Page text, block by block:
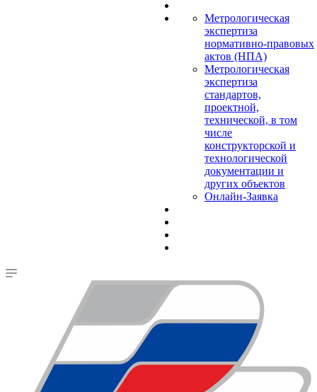
Метрологическая
экспертиза
нормативно-правовых
актов (НПА)
Метрологическая
экспертиза
стандартов,
проектной,
технической, в том
числе
конструкторской и
технологической
документации и
других объектов
Онлайн-Заявка